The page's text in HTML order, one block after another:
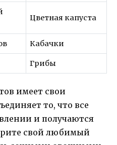
Цветная капуста
Кабачки
Грибы
имеет свои
то, что все
и получаются
свой любимый